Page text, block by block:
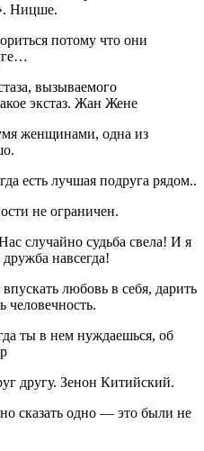
Ницше.
потому что они
вызываемого
экстаз. Жан Жене
женщинами, одна из
есть лучшая подруга рядом..
не ограничен.
случайно судьба свела! И я
навсегда!
любовь в себя, дарить
человечность.
ты в нем нуждаешься, об
другу. Зенон Китийский.
сказать одно — это были не